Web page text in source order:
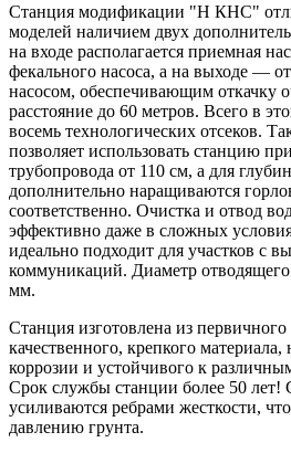
Станция модификации "Н КНС"
моделей наличием двух
на входе располагается приемная
фекального насоса, а на выходе —
насосом, обеспечивающим откачку
расстояние до 60 метров. Всего в
восемь технологических отсеков.
позволяет использовать станцию
трубопровода от 110 см, а для
дополнительно наращиваются
соответственно. Очистка и отвод
эффективно даже в сложных
идеально подходит для участков с
коммуникаций. Диаметр отводящего
мм.
Станция изготовлена из
качественного, крепкого
коррозии и устойчивого к
Срок службы станции более 50 лет!
усиливаются ребрами жесткости,
давлению грунта.